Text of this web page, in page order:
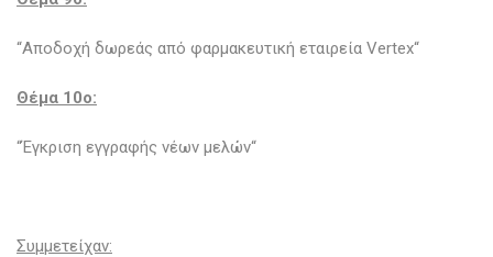
“Αποδοχή δωρεάς από φαρμακευτική εταιρεία Vertex“
Θέμα 10o:
“Έγκριση εγγραφής νέων μελών“
Συμμετείχαν: